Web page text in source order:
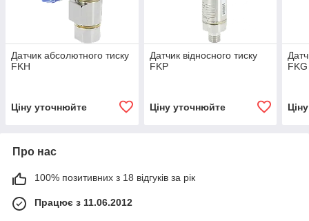
Датчик абсолютного тиску
FKH
Ціну уточнюйте
Датчик відносного тиску
FKP
Ціну уточнюйте
FKG
Про нас
100% позитивних з 18 відгуків за рік
Працює з 11.06.2012